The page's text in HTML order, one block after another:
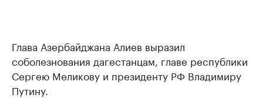
Глава Азербайджана Алиев выразил
соболезнования дагестанцам, главе республики
Сергею Меликову и президенту РФ Владимиру
Путину.